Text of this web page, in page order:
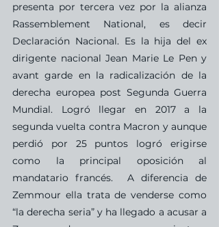
presenta por tercera vez por la alianza
Rassemblement National, es decir
Declaración Nacional. Es la hija del ex
dirigente nacional Jean Marie Le Pen y
avant garde en la radicalización de la
derecha europea post Segunda Guerra
Mundial. Logró llegar en 2017 a la
segunda vuelta contra Macron y aunque
perdió por 25 puntos logró erigirse
como la principal oposición al
mandatario francés.  A diferencia de
Zemmour ella trata de venderse como
“la derecha seria” y ha llegado a acusar a